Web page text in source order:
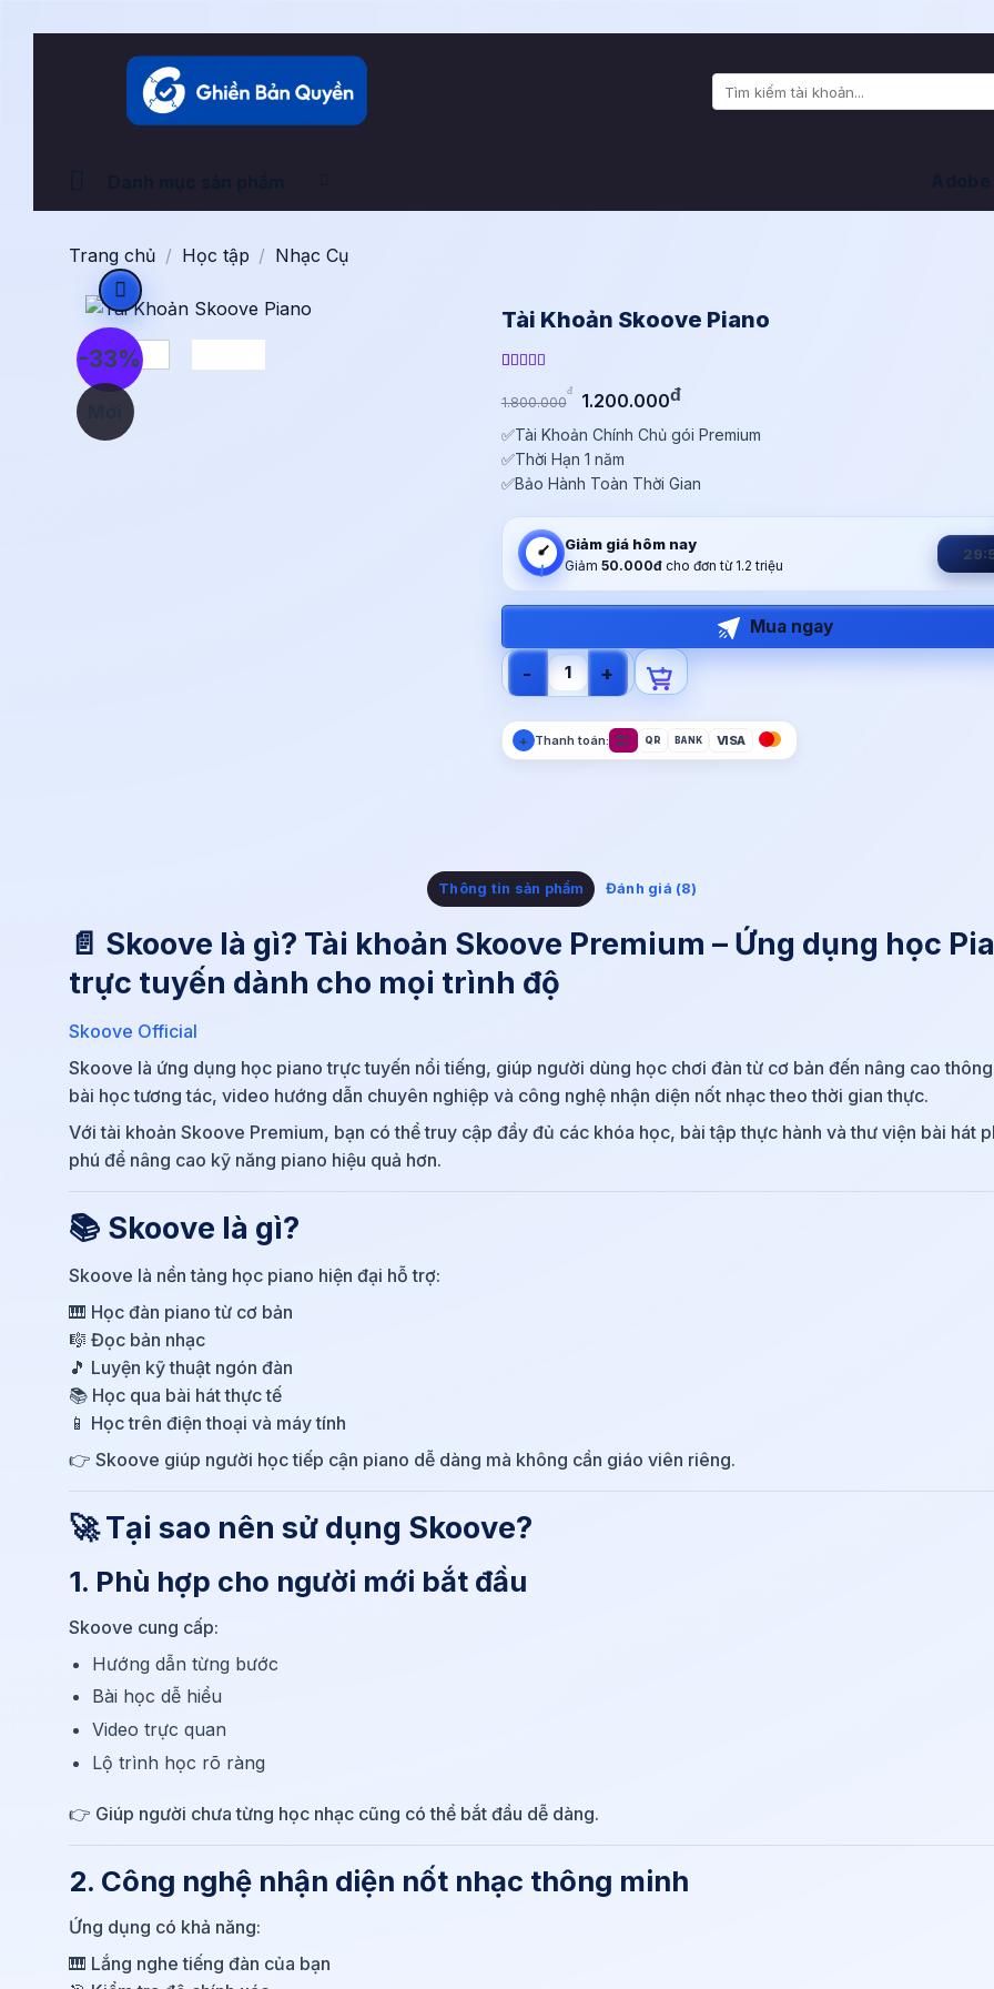
kiếm:
Trang chủ / Học tập / Nhạc Cụ
-33%
Tài Khoản Skoove Piano
5 dựa trên
đánh giá
1.800.000
đ
Giá
gốc
là:
1.800.000đ.
1.200.000đGiá
hiện
tại
là:
1.200.000đ.
✅Tài Khoản Chính Chủ gói Premium
✅Thời Hạn 1 năm
✅Bảo Hành Toàn Thời Gian
Giảm giá hôm nay
Giảm 50.000đcho đơn từ 1.2 triệu
Tài Khoản Skoove Piano số lượng
Mua ngay
+ Thanh toán: mo
mo QR BANK VISA
Thông tin sản phẩm Đánh giá (8)
📄 Skoove là gì? Tài khoản Skoove Premium – Ứng dụng học
trực tuyến dành cho mọi trình độ
Skoove Official
Skoove là ứng dụng học piano trực tuyến nổi tiếng, giúp người dùng học chơi đàn từ cơ bản đến nâng cao
bài học tương tác, video hướng dẫn chuyên nghiệp và công nghệ nhận diện nốt nhạc theo thời gian thực.
Với tài khoản Skoove Premium, bạn có thể truy cập đầy đủ các khóa học, bài tập thực hành và thư viện bài hát
phú để nâng cao kỹ năng piano hiệu quả hơn.
📚 Skoove là gì?
Skoove là nền tảng học piano hiện đại hỗ trợ:
🎹 Học đàn piano từ cơ bản
🎼 Đọc bản nhạc
🎵 Luyện kỹ thuật ngón đàn
📚 Học qua bài hát thực tế
📱 Học trên điện thoại và máy tính
👉 Skoove giúp người học tiếp cận piano dễ dàng mà không cần giáo viên riêng.
🚀 Tại sao nên sử dụng Skoove?
1. Phù hợp cho người mới bắt đầu
Skoove cung cấp:
Hướng dẫn từng bước
Bài học dễ hiểu
Video trực quan
Lộ trình học rõ ràng
👉 Giúp người chưa từng học nhạc cũng có thể bắt đầu dễ dàng.
2. Công nghệ nhận diện nốt nhạc thông minh
Ứng dụng có khả năng:
🎹 Lắng nghe tiếng đàn của bạn